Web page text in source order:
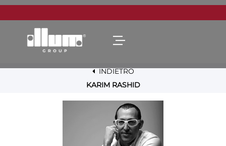
Open menu
INDIETRO
KARIM RASHID